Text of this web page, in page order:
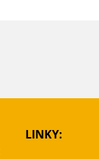
LINKY: